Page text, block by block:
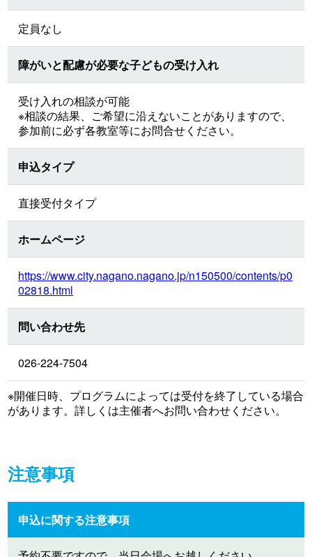
定員なし
障がいと配慮が必要な子どもの受け入れ
受け入れの相談が可能
※相談の結果、ご希望に沿えないことがありますので、
参加前に必ず各教室等にお問合せください。
申込タイプ
直接受付タイプ
ホームページ
https://www.city.nagano.nagano.jp/n150500/contents/p0
02818.html
問い合わせ先
026-224-7504
※開催日時、プログラムによっては受付を終了している場合
があります。詳しくは主催者へお問い合わせください。
注意事項
申込に関する注意事項